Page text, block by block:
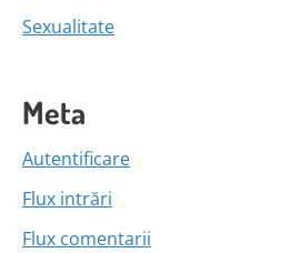
Sexualitate
Meta
Autentificare
Flux intrări
Flux comentarii